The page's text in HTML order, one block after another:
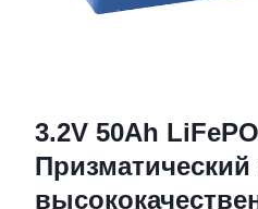
3.2V 50Ah
Призматический